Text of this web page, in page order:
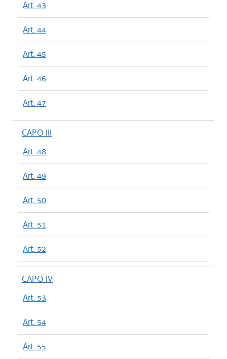
Art. 43
Art. 44
Art. 45
Art. 46
Art. 47
CAPO III
Art. 48
Art. 49
Art. 50
Art. 51
Art. 52
CAPO IV
Art. 53
Art. 54
Art. 55